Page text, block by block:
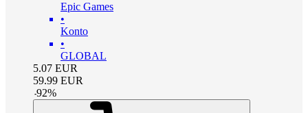
Epic Games
•
Konto
•
GLOBAL
5.07 EUR
59.99 EUR
-92%